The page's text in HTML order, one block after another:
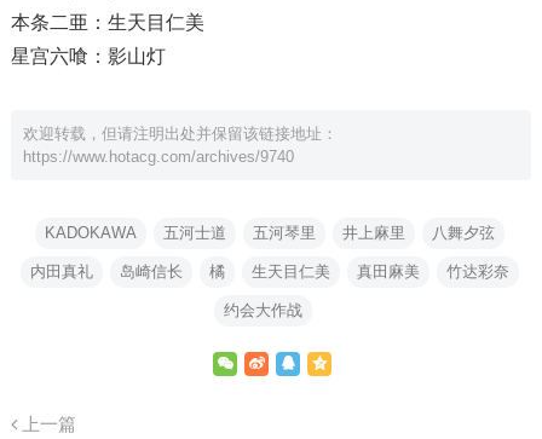
本条二亜：生天目仁美
星宫六喰：影山灯
欢迎转载，但请注明出处并保留该链接地址：
https://www.hotacg.com/archives/9740
KADOKAWA 五河士道 五河琴里 井上麻里 八舞夕弦
内田真礼 岛崎信长 橘 生天目仁美 真田麻美 竹达彩奈
约会大作战
上一篇